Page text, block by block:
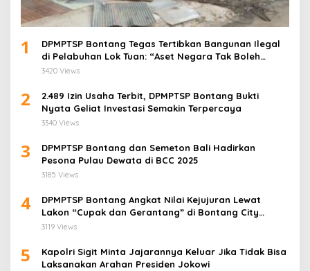
1
DPMPTSP Bontang Tegas Tertibkan Bangunan Ilegal
di Pelabuhan Lok Tuan: “Aset Negara Tak Boleh
Dikuasai!”
3420 Views
2
2.489 Izin Usaha Terbit, DPMPTSP Bontang Bukti
Nyata Geliat Investasi Semakin Terpercaya
3340 Views
3
DPMPTSP Bontang dan Semeton Bali Hadirkan
Pesona Pulau Dewata di BCC 2025
3185 Views
4
DPMPTSP Bontang Angkat Nilai Kejujuran Lewat
Lakon “Cupak dan Gerantang” di Bontang City
Carnaval 2025
3119 Views
5
Kapolri Sigit Minta Jajarannya Keluar Jika Tidak Bisa
Laksanakan Arahan Presiden Jokowi